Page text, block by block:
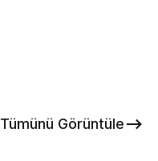
Tümünü Görüntüle